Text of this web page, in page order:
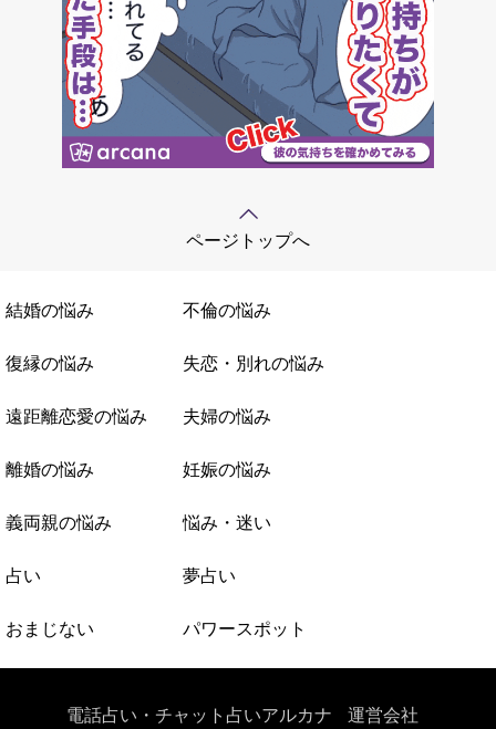
ページトップへ
結婚の悩み 不倫の悩み
復縁の悩み 失恋・別れの悩み
遠距離恋愛の悩み 夫婦の悩み
離婚の悩み 妊娠の悩み
義両親の悩み 悩み・迷い
占い 夢占い
おまじない パワースポット
電話占い・チャット占いアルカナ 運営会社